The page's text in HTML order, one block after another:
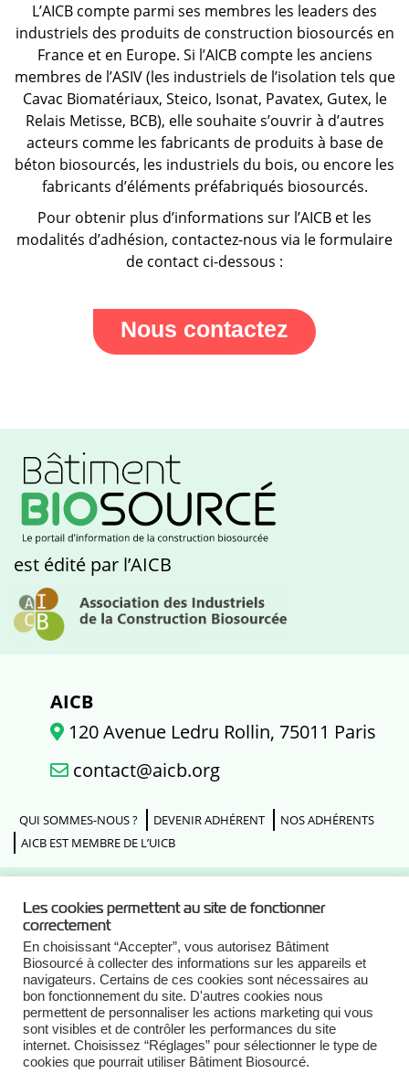
L’AICB compte parmi ses membres les leaders des
industriels des produits de construction biosourcés en
France et en Europe. Si l’AICB compte les anciens
membres de l’ASIV (les industriels de l’isolation tels que
Cavac Biomatériaux, Steico, Isonat, Pavatex, Gutex, le
Relais Metisse, BCB), elle souhaite s’ouvrir à d’autres
acteurs comme les fabricants de produits à base de
béton biosourcés, les industriels du bois, ou encore les
fabricants d’éléments préfabriqués biosourcés.
Pour obtenir plus d’informations sur l’AICB et les
modalités d’adhésion, contactez-nous via le formulaire
de contact ci-dessous :
Nous contactez
est édité par l’AICB
AICB
120 Avenue Ledru Rollin, 75011 Paris
contact@aicb.org
QUI SOMMES-NOUS ? DEVENIR ADHÉRENT
NOS ADHÉRENTS
AICB EST MEMBRE DE L’UICB
Agenda
S'inscrire à notre newsletter
Les cookies permettent au site de fonctionner
correctement
En choisissant “Accepter”, vous autorisez Bâtiment
Biosourcé à collecter des informations sur les appareils et
navigateurs. Certains de ces cookies sont nécessaires au
bon fonctionnement du site. D'autres cookies nous
permettent de personnaliser les actions marketing qui vous
sont visibles et de contrôler les performances du site
internet. Choisissez “Réglages” pour sélectionner le type de
cookies que pourrait utiliser Bâtiment Biosourcé.